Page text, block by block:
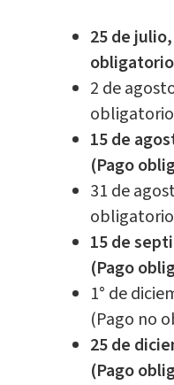
25 de
2 de
15 de
(Pago
31 de
15 de
(Pago
1° de
(Pago no
25 de
(Pago